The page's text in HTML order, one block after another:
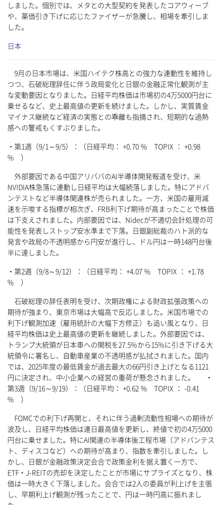
しました。個別では、メタとの大型契約を発表したコアウィーブ
や、薬価引き下げに応じたファイザーが急騰し、相場を牽引しま
した。
日本
9月の日本市場は、米国ハイテク株高との強力な連動性を維持し
つつ、石破総理辞任に伴う政局変化と日銀の金融正常化観測が主
な変動要因となりました。日経平均株価は市場初の4万5000円台に
乗せるなど、史上最高値の更新を続けました。しかし、実質賃金
マイナス継続など経済の実態との乖離も指摘され、短期的な過熱
感への警戒もくすぶりました。
・第1週（9/1～9/5）：（日経平均： +0.70 % TOPIX ： +0.98
% ）
外部要因である中国アリババのAI半導体開発報道を受け、米
NVIDIA株急落に連動し日経平均は大幅続落しました。特にアドバ
ンテストなど半導体関連株が売られました。一方、米国の雇用減
速を示唆する指標が相次ぎ、FRB利下げ期待が高まったことで株価
は下支えされました。内部要因では、Nidecが不適切会計処理の可
能性を発表しストップ安水準まで下落。日銀副総裁のハト派的な
発言や政局の不透明感から円安が進行し、ドル円は一時148円台後
半に達しました。
・第2週（9/8～9/12）：（日経平均： +4.07 % TOPIX ： +1.78
% ）
石破総理の辞任表明を受け、次期政権による財政拡張政策への
期待が強まり、東京市場は大幅高で反応しました。米国市場での
利下げ観測加速（雇用統計の大幅下方修正）も追い風となり、日
経平均株価は史上最高値の更新を継続しました。外部要因では、
トランプ大統領が日本車への関税を27.5%から15%に引き下げる大
統領令に署名し、自動車産業の不透明感が払拭されました。国内
では、2025年度の最低賃金が過去最大の66円引き上げとなる1121
円に決定され、中小企業への経営の重荷が懸念されました。 ・
第3週（9/16～9/19）：（日経平均： +0.62 % TOPIX ： -0.41
% ）
FOMCでの利下げ再開と、それに伴う過剰流動性相場への期待が
波及し、日経平均株価は連日最高値を更新し、終値で初の4万5000
円台に乗せました。特にAI関連の半導体後工程市場（アドバンテス
ト、ディスコなど）への期待が高まり、指数を牽引しました。し
かし、日銀が金融政策決定会合で政策金利を据え置く一方で、
ETF・J-REITの売却を決定したことが市場にサプライズとなり、株
価は一時大きく下落しました。会合では2人の委員が利上げを主張
し、早期利上げ観測が残ったことで、円は一時円高に振れまし